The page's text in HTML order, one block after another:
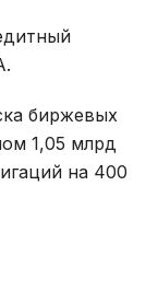
биржевых
1,05 млрд
на 400